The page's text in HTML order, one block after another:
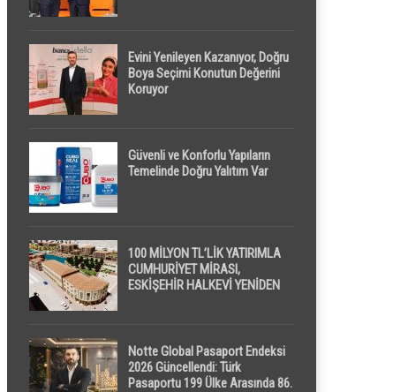
Evini Yenileyen Kazanıyor, Doğru
Boya Seçimi Konutun Değerini
Koruyor
Güvenli ve Konforlu Yapıların
Temelinde Doğru Yalıtım Var
100 MİLYON TL’LİK YATIRIMLA
CUMHURİYET MİRASI,
ESKİŞEHİR HALKEVİ YENİDEN
Notte Global Pasaport Endeksi
2026 Güncellendi: Türk
Pasaportu 199 Ülke Arasında 86.